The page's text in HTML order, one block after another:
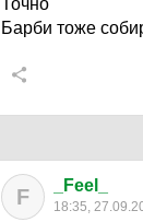
Точно
Барби тоже
F _Feel_
18:35,